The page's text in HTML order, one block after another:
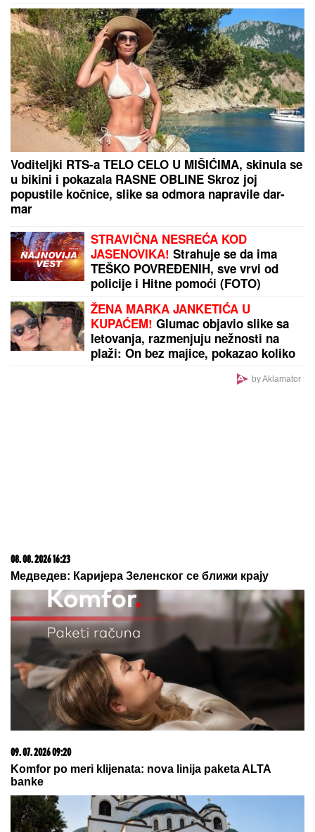
Supruga Ljubiše Samardžića NAPUSTILA
PORODIČNU KUĆU, komšije otkrile istinu o
porodici: "Javi se taj osećaj kada je vidimo u
prolazu..."
"Teror traje 15 godina" Pevačica ponovo brutalno
pretučena: "Manijaci će me osakatiti"
by Aklamator
PREPORUKA ZA VAS
5 MINUTA SNIMKA REŠAVAJU
MISTERIJU NESTANKA
FARMACEUTA?!Milan popio kafu sa
majkom, otišao na posao i više ga
NIKO NIJE VIDEO: Supruzi je poslao
OVU poruku (FOTO)
FILMSKA POTERA U NOVOM SADU!
"Pali" pljačkaši iz "audija": Ojadili
poznatu brzu hranu, a onda je